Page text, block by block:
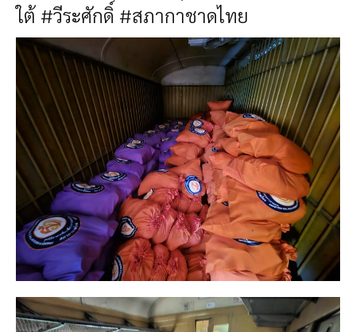
ใต้ #วีระศักดิ์ #สภากาชาดไทย